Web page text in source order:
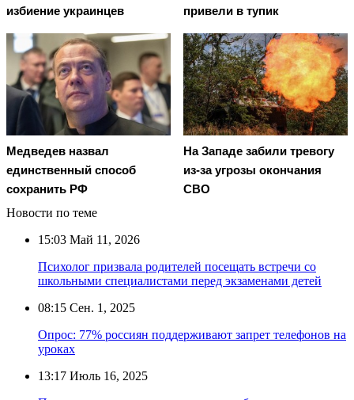
избиение украинцев
привели в тупик
Медведев назвал
единственный способ
сохранить РФ
На Западе забили тревогу
из-за угрозы окончания
СВО
Новости по теме
15:03 Май 11, 2026
Психолог призвала родителей посещать встречи со
школьными специалистами перед экзаменами детей
08:15 Сен. 1, 2025
Опрос: 77% россиян поддерживают запрет телефонов на
уроках
13:17 Июль 16, 2025